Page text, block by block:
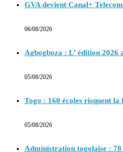
GVA devient Canal+
06/08/2026
Agbogboza : L’ édition 2026
05/08/2026
Togo : 160 écoles risquent la
05/08/2026
Administration togolaise :